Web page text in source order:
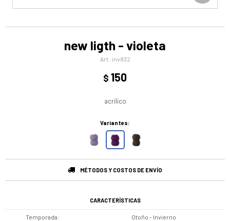
new ligth - violeta
inv832
$ 150
acrilico
Variantes:
MÉTODOS Y COSTOS DE ENVÍO
CARACTERÍSTICAS
Temporada Otoño - Invierno